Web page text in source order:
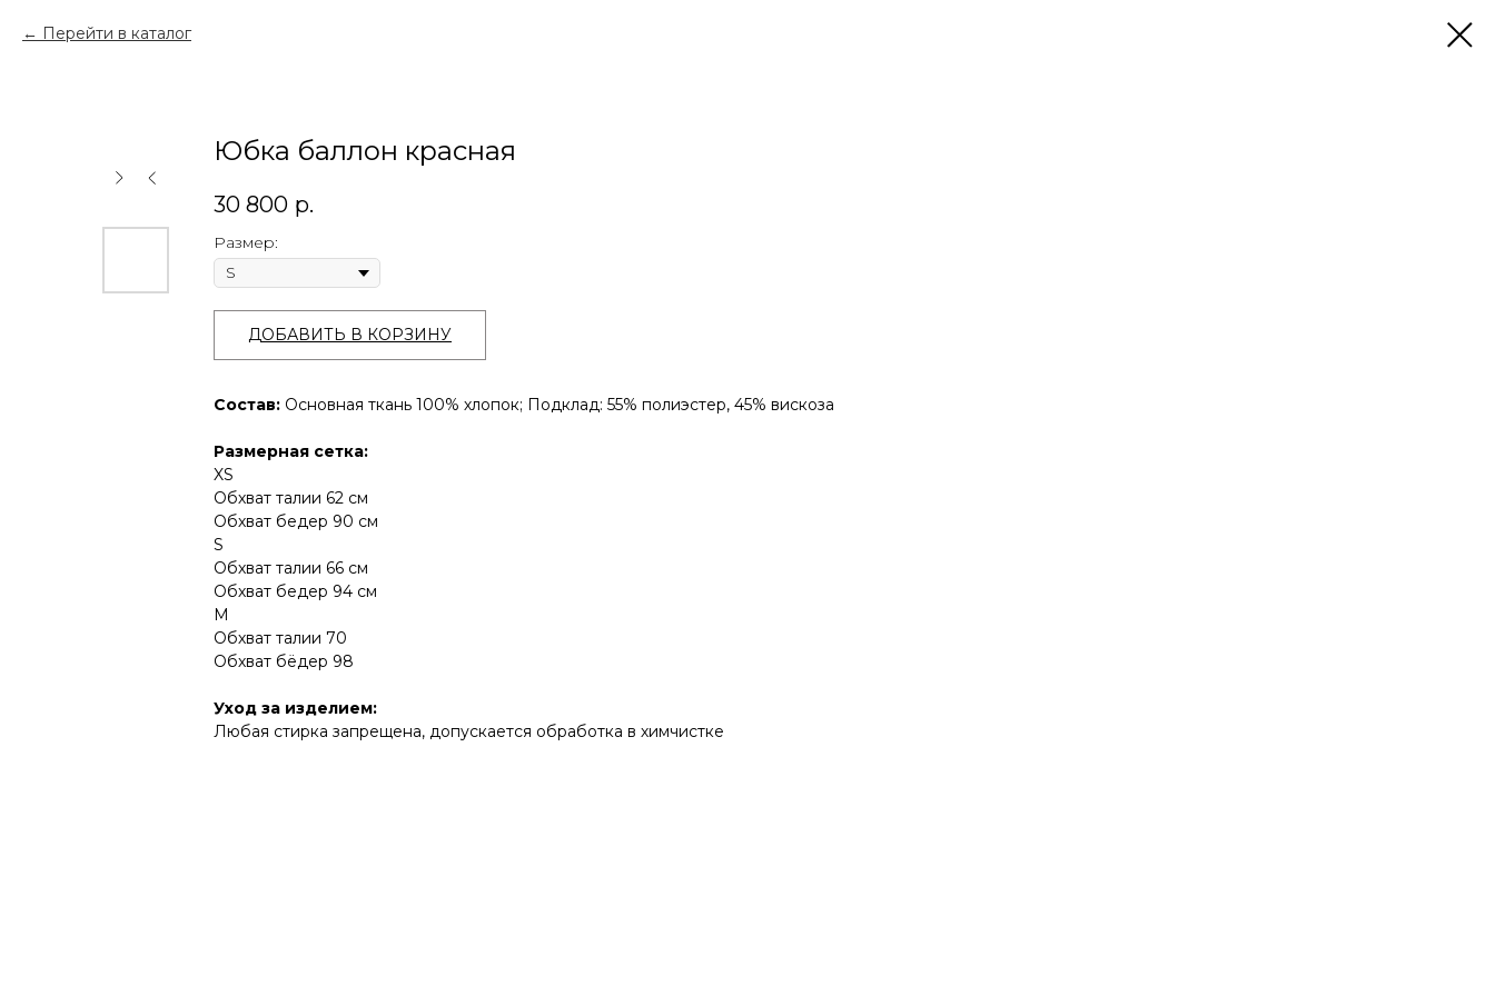
Перейти в каталог
Юбка баллон красная
30 800 р.
Размер:
ДОБАВИТЬ В КОРЗИНУ
Состав: Основная ткань 100% хлопок; Подклад: 55% полиэстер, 45% вискоза
Размерная сетка:
XS
Обхват талии 62 см
Обхват бедер 90 см
S
Обхват талии 66 см
Обхват бедер 94 см
M
Обхват талии 70
Обхват бёдер 98
Уход за изделием:
Любая стирка запрещена, допускается обработка в химчистке